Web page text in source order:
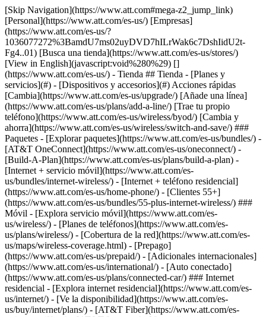
[Skip Navigation](https://www.att.com#mega-z2_jump_link) [Personal](https://www.att.com/es-us/) [Empresas](https://www.att.com/es-us/?1036077272%3BamdU7ms02uyDVD7hILrWak6c7DshIidU2t-Fg4..01) [Busca una tienda](https://www.att.com/es-us/stores/) [View in English](javascript:void%280%29) [](https://www.att.com/es-us/) - Tienda ## Tienda - [Planes y servicios](#) - [Dispositivos y accesorios](#) Acciones rápidas [Cambia](https://www.att.com/es-us/upgrade/) [Añade una línea](https://www.att.com/es-us/plans/add-a-line/) [Trae tu propio teléfono](https://www.att.com/es-us/wireless/byod/) [Cambia y ahorra](https://www.att.com/es-us/wireless/switch-and-save/) ### Paquetes - [Explorar paquetes](https://www.att.com/es-us/bundles/) - [AT&T OneConnect](https://www.att.com/es-us/oneconnect/) - [Build-A-Plan](https://www.att.com/es-us/plans/build-a-plan) - [Internet + servicio móvil](https://www.att.com/es-us/bundles/internet-wireless/) - [Internet + teléfono residencial](https://www.att.com/es-us/home-phone/) - [Clientes 55+](https://www.att.com/es-us/bundles/55-plus-internet-wireless/) ### Móvil - [Explora servicio móvil](https://www.att.com/es-us/wireless/) - [Planes de teléfonos](https://www.att.com/es-us/plans/wireless/) - [Cobertura de la red](https://www.att.com/es-us/maps/wireless-coverage.html) - [Prepago](https://www.att.com/es-us/prepaid/) - [Adicionales internacionales](https://www.att.com/es-us/international/) - [Auto conectado](https://www.att.com/es-us/plans/connected-car/) ### Internet residencial - [Explora internet residencial](https://www.att.com/es-us/internet/) - [Ve la disponibilidad](https://www.att.com/es-us/buy/internet/plans/) - [AT&T Fiber](https://www.att.com/es-us/internet/fiber/) - [AT&T Internet Air](https://www.att.com/es-us/internet/internet-air/) - [Teléfono residencial](https://www.att.com/es-us/home-phone/services/) [__Ahorra a lo grande en todo__ __regreso a clases__ \ Ver ofertas](https://www.att.com/es-us/deals/back-to-school/) Últimas novedades [Samsung Galaxy Z Fold8](https://www.att.com/es-us/buy/phones/samsung-galaxy-z-fold8.html) [iPhone 17 Pro](https://www.att.com/es-us/buy/phones/apple-iphone-17-pro.html) [AirPods Pro 3](https://www.att.com/es-us/buy/accessories/Headphones/apple-airpods-pro-3.html) [Google Pixel 10 Pro](https://www.att.com/es-us/buy/phones/google-pixel-10-pro.html) ### Dispositivos - [Teléfonos](https://www.att.com/es-us/buy/phones/) - [Teléfonos prepagados](https://www.att.com/es-us/buy/prepaid-phones/) - [Tablets](https://www.att.com/es-us/buy/tablets/) - [Relojes inteligentes](https://www.att.com/es-us/buy/wearables/) - [Usado certificado de AT&T](https://www.att.com/es-us/buy/phones/browse/att-certified-preowned) ### Accesorios - [Ver todos los accesorios](https://www.att.com/es-us/accessories/) - [Estuches](https://www.att.com/es-us/buy/accessories/browse/cases/) - [Cargadores](https://www.att.com/es-us/buy/accessories/browse/chargers/) - [Protector para pantalla](https://www.att.com/es-us/buy/accessories/browse/screen-protectors/) - [Audífonos](https://www.att.com/es-us/buy/accessories/browse/headphones/) ### Brands - [Apple](https://www.att.com/es-us/buy/phones/browse/apple/) - [Samsung](https://www.att.com/es-us/buy/phones/browse/samsung/) - [Motorola](https://www.att.com/es-us/buy/phones/browse/motorola/) - [Google](https://www.att.com/es-us/buy/phones/browse/google/) - [Meta](https://www.att.com/es-us/buy/accessories/browse/all/meta/) [__Obtén el nuevo Samsung Galaxy Z Fold8 por $0 con intercambio elegible__ \ Reserva](https://www.att.com/es-us/buy/phones/samsung-galaxy-z-fold8.html) - Ofertas ## Ofertas - [Nuevos y destacados](#) - [Descuentos para clientes](#) Destacados [Ve todas las ofertas](https://www.att.com/es-us/deals/) [Ofertas de servicio móvil](https://www.att.com/es-us/deals/cell-phone-deals/) [Ofertas de internet](https://www.att.com/es-us/deals/internet/) [Ofertas de intercambio](https://www.att.com/es-us/buy/phones/browse/tradeinoffer/) [Sin ofertas de intercambio](https://www.att.com/es-us/buy/phones/browse/nontradeinoffer/) ### Ofertas de tendencia - [Samsung Galaxy](https://www.att.com/es-us/buy/phones/browse/samsung_hasdeals_value_nontradeinoffer_tradeinoffer/) - [Apple iPhone](https://www.att.com/es-us/buy/phones/browse/apple_hasdeals_value_nontradeinoffer_tradeinoffer/) - [Menos de $50](https://www.att.com/es-us/buy/accessories/browse/all/price-range-25-50_price-range-5-25_5-and-under/) - [Ofertas de regreso a clases](https://www.att.com/es-us/deals/back-to-school/) ### Ofertas de dispositivos y accesorios - [Teléfonos](https://www.att.com/es-us/buy/phones/browse/hasdeals_value_nontradeinoffer_tradeinoffer/) - [Teléfonos prepagados](https://www.att.com/es-us/buy/prepaid-phones/browse/hasdeals/) - [Tablets](https://www.att.com/es-us/buy/tablets/browse/hasdeals_nontradeinoffer/) - [Relojes inteligentes](https://www.att.com/es-us/buy/wearables/browse/hasdeals_nontradeinoffer/) - [Ofertas de accesorios](https://www.att.com/es-us/buy/accessories/browse/all/deals/) ### Suscripciones - [AT&T OneConnect](https://www.att.com/es-us/oneconnect/) [__Cámbiate a AT&T y averigua cómo obtener hasta $800 por línea para terminar tu contrato__ \ Compra ahora](https://www.att.com/es-us/buy/phones/) ### Descuentos por ocupación - [Empleados de empresas](https://www.att.com/es-us/verification/signaturehub/#employment) - [Militares y veteranos](https://www.att.com/es-us/offers/discount-program/military-discount/) - [Maestros](https://www.att.com/es-us/offers/discount-program/teacher/) - [Enfermeros y médicos](https://www.att.com/es-us/verification/signaturehub/#medical) - [Personal de emergencias activo](https://www.att.com/es-us/firstnetandfamily/) ### Descuentos por afiliación - [Clientes 55+](https://www.att.com/es-us/verification/signaturehub/#age) - [Personal retirado del servicio de emergencia](https://www.att.com/es-us/offers/discount-program/retired-responders/) - [Trabajadores de sindicatos](https://www.att.com/es-us/offers/discount-program/union-discount/) - [Estudiantes](https://www.att.com/es-us/verification/signaturehub/#student) ### Ahorros para socios - [Descuento con tarjeta de crédito](https://www.att.com/es-us/?1036077272%3BamdU7ms02uyDVD7hIidU2t-FgOyvGkzT7uyJVm497PywgLdW2iYTVis9IZcUaO3.z1) - [Beneficios y más](https://andmorebenefits.att.com/root-discovery) [__Maestros: ahorra hasta $150 por línea y hasta un 20% en planes__ \ Obtén detalles](https://www.att.com/es-us/offers/discount-program/teacher/) - La diferencia de AT&T ## La diferencia de AT&T - [Nuestra ventaja competitiva](#) ### ¿Por qué elegirnos? - [Garantía AT&T](https://www.att.com/es-us/why-att/guarantee/) - [Por qué AT&T](https://www.att.com/es-us/why-att/) - [AT&T vs. T-Mobile y Verizon](https://www.att.com/es-us/wireless/switch-and-save/#compare-us) - [AT&T Fiber vs. Spectrum y Xfinity](https://www.att.com/es-us/internet/fiber/#compare-us) - [Prueba AT&T gratis](https://www.att.com/es-us/wireless/free-trial/) - [Cambia y ahorra](https://www.att.com/es-us/wireless/switch-and-save/) ### Cobertura excepcional - [Mapa de cobertura 5G](https://www.att.com/es-us/maps/wireless-coverage.html) - [Mapa de cobertura de fibra óptica](https://www.att.com/es-us/internet/fiber/coverage-map/) [__La mejor garantía de Estados Unidos__ \ Obtén detalles](https://www.att.com/es-us/why-att/guarantee/) - Ayuda ## Ayuda - [Factura y cuenta](#) - [Móvil](#) - [Internet](#) Acciones rápidas [Ve toda la ayuda](https://www.att.com/es-us/support/) [Ver mi cuenta](https://www.att.com/es-us/acctmgmt/overview) [Centro de pagos](https://www.att.com/es-us/acctmgmt/mypaymentcenter) [Centro de facturación](https://www.att.com/es-us/acctmgmt/billing/mybillingcenter) ### Factura y pagos - [Comprende tu factura](https://www.att.com/es-us/support/my-account/understand-your-bill/) - [Averigua por qué tu factura cambió](https://www.att.com/es-us/support/article/my-account/KM1051879/) - [Configura y administra AutoPay](https://www.att.com/es-us/acctmgmt/mypaymentcenter?intent=MANAGEAUTOPAY) - [Ve las cuotas de los dispositivos](https://www.att.com/es-us/acctmgmt/payment/installmentplandetails) - [Pagar sin iniciar sesión](https://www.att.com/es-us/acctmgmt/fastpmt/fastpay) ### Cuenta - [Cambiar o restablecer contraseña](https://www.att.com/es-us/support/article/my-account/KM1008941/) - [Añade o elimina cuentas](https://www.att.com/es-us/support/article/my-account/KM1008925/) - [Traslada el servicio de internet](https://www.att.com/es-us/help/moving/) - [Ve tus pedidos y reclamaciones](https://www.att.com/es-us/orders/history) - [Más ayuda con la cuenta](https://www.att.com/es-us/support/my-account/) [__La mejor garantía de Estados Unidos__ \ Obtén detalles](https://www.att.com/es-us/why-att/guarantee/) Acciones rápidas [Administrar mi servicio móvil](https://www.att.com/es-us/acctmgmt/mywireless) [Rastrear mi pedido](https://www.att.com/es-us/orders/history) [Añade AT&T International Day Pass](https://www.att.com/es-us/acctmgmt/signin?intent=DEEPLINK&soc=IRRLHDF&level=CAT&source=ILC242589969&wtExtndSource=Megamenu) ### Mi dispositivo - [Verificar mi uso](https://www.att.com/es-us/acctmgmt/usage/mysummary) - [Administra complementos](https://www.att.com/es-us/acctmgmt/wireless/manage-addon) - [Cambiar mi plan](https://www.att.com/es-us/acctmgmt/mywireless/manageplan/) - [Añade una línea](https://www.att.com/es-us/buy/postpaid/?wlsfi=AL) - [Consultar los requisitos de cambio](https://www.att.com/es-us/buy/postpaid/?wlsfi=up) - [Activa un dispositivo móvil](https://www.att.com/es-us/